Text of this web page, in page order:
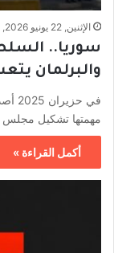
الإثنين, 22 يونيو 2026, 7:20 م
سوريا..
والبرلمان
في
مهمتها تشكيل
أكمل القراءة »